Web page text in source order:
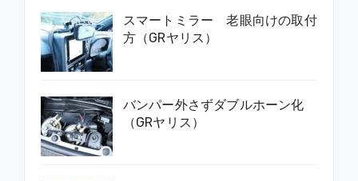
スマートミラー 老眼向けの取付
方（GRヤリス）
バンパー外さずダブルホーン化
（GRヤリス）